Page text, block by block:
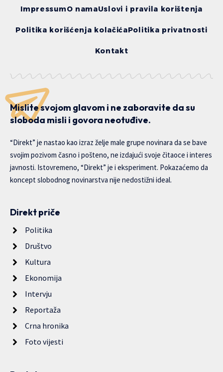
ImpressumO namaUslovi i pravila korištenja
Politika korišćenja kolačićaPolitika privatnosti
Kontakt
Mislite svojom glavom i ne zaboravite da su
sloboda misli i govora neotuđive.
“Direkt” je nastao kao izraz želje male grupe novinara da se bave
svojim pozivom časno i pošteno, ne izdajući svoje čitaoce i interes
javnosti. Istovremeno, “Direkt” je i eksperiment. Pokazaćemo da
koncept slobodnog novinarstva nije nedostižni ideal.
Direkt priče
Politika
Društvo
Kultura
Ekonomija
Intervju
Reportaža
Crna hronika
Foto vijesti